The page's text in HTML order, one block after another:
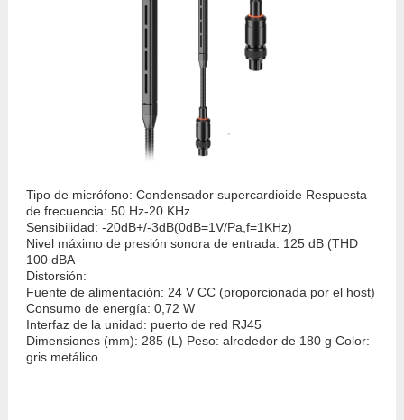
Tipo de micrófono: Condensador supercardioide Respuesta
de frecuencia: 50 Hz-20 KHz
Sensibilidad: -20dB+/-3dB(0dB=1V/Pa,f=1KHz)
Nivel máximo de presión sonora de entrada: 125 dB (THD
100 dBA
Distorsión:
Fuente de alimentación: 24 V CC (proporcionada por el host)
Consumo de energía: 0,72 W
Interfaz de la unidad: puerto de red RJ45
Dimensiones (mm): 285 (L) Peso: alrededor de 180 g Color:
gris metálico